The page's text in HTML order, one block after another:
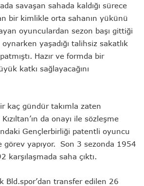
savaşan sahada kaldığı sürece
bir kimlikle orta sahanın yükünü
oyunculardan sezon başı gittiği
yaşadığı talihsiz sakatlık
Hazır ve formda bir
katkı sağlayacağını
kaç gündür takımla zaten
da onayı ile sözleşme
Gençlerbirliği patentli oyuncu
görev yapıyor. Son 3 sezonda 1954
karşılaşmada saha çıktı.
Bld.spor’dan transfer edilen 26